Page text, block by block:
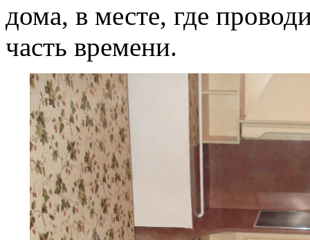
дома, в месте, где
часть времени.